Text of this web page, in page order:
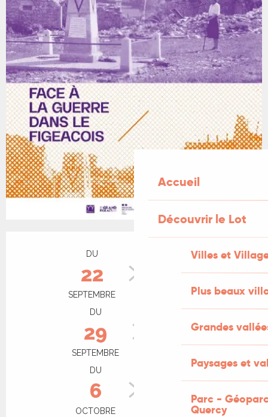
Accueil
Découvrir le Lot
Villes et
Plus beaux
Grandes
Paysages et
Parc -
Quercy
Ouverture et coordonnées
DU
22
SEPTEMBRE
27
SEPTEMBRE
DU
29
SEPTEMBRE
AU
DU
6
OCTOBRE
OCTOBRE